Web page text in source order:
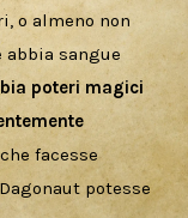
o almeno non
sangue
poteri magici
facesse
potesse